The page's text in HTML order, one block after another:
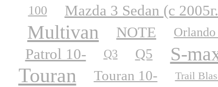
100 Mazda 3 Sedan (с
Multivan NOTE
Patrol 10- Q3 Q5 S-
Touran Touran 10- Trail